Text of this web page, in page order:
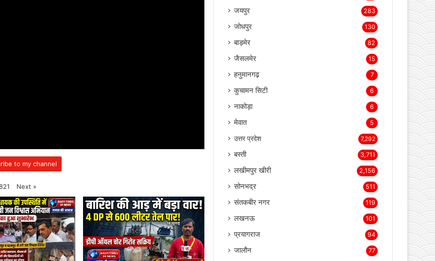
to my channel
Next »
जयपुर 283
जोधपुर 130
बाड़मेर 82
जैसलमेर 15
हनुमानगढ़ 7
कुचामन सिटी 6
नाकोड़ा 6
मेवात 5
उत्तर प्रदेश 7,292
बस्ती 3,711
लखीमपुर खीरी 2,156
सोनभद्र 511
संतकबीर नगर 119
लखनऊ 101
प्रयागराज 94
जालौन 77